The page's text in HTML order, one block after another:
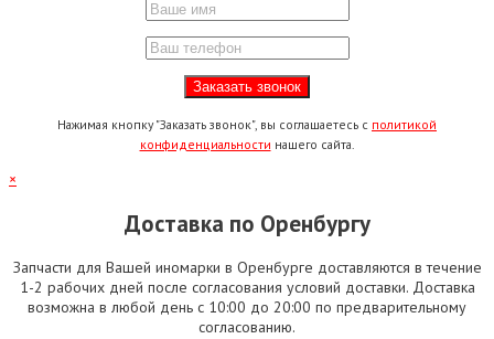
Нажимая кнопку "Заказать звонок", вы соглашаетесь с политикой
конфиденциальности нашего сайта.
×
Доставка по Оренбургу
Запчасти для Вашей иномарки в Оренбурге доставляются в течение
1-2 рабочих дней после согласования условий доставки. Доставка
возможна в любой день с 10:00 до 20:00 по предварительному
согласованию.